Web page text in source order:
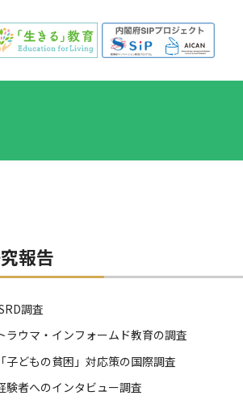
報告
調査
ラウマ・ インフォームド教育の調査
「子どもの貧困」対応策の国際調査
験者へのインタビュー調査